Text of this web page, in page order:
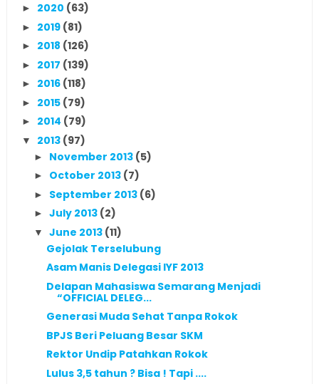
► 2020 (63)
► 2019 (81)
► 2018 (126)
► 2017 (139)
► 2016 (118)
► 2015 (79)
► 2014 (79)
▼ 2013 (97)
► November 2013 (5)
► October 2013 (7)
► September 2013 (6)
► July 2013 (2)
▼ June 2013 (11)
Gejolak Terselubung
Asam Manis Delegasi IYF 2013
Delapan Mahasiswa Semarang Menjadi
“OFFICIAL DELEG...
Generasi Muda Sehat Tanpa Rokok
BPJS Beri Peluang Besar SKM
Rektor Undip Patahkan Rokok
Lulus 3,5 tahun ? Bisa ! Tapi ....